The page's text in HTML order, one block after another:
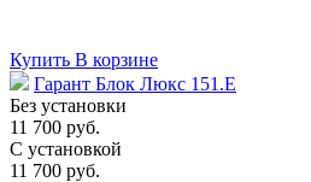
Купить В корзине
Гарант Блок Люкс 151.E
Без установки
11 700 руб.
С установкой
11 700 руб.